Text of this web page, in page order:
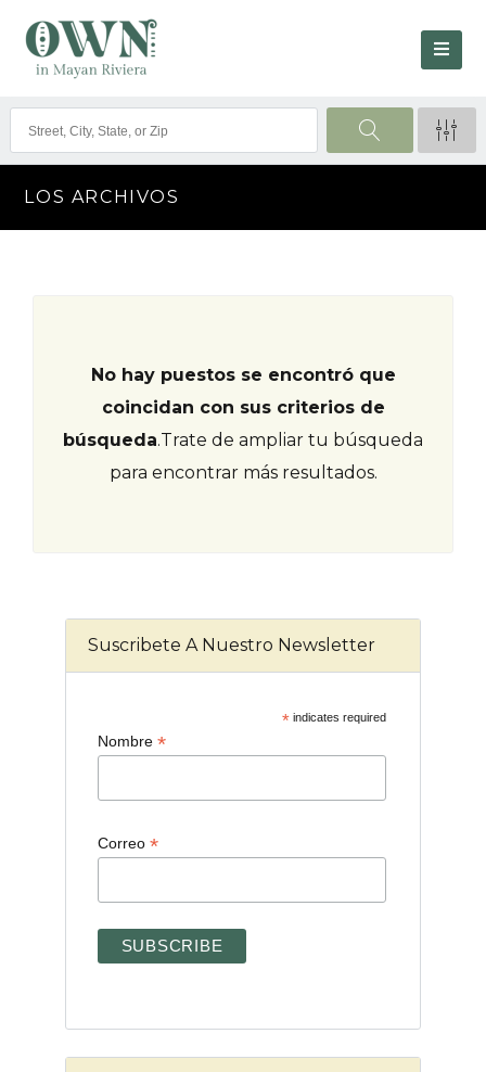
LOS ARCHIVOS
No hay puestos se encontró que
coincidan con sus criterios de
búsqueda.Trate de ampliar tu búsqueda
para encontrar más resultados.
Suscribete A Nuestro Newsletter
*indicates required
Nombre *
Correo *